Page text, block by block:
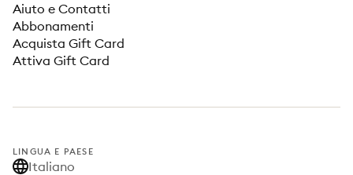
Aiuto e Contatti
Abbonamenti
Acquista Gift Card
Attiva Gift Card
LINGUA E PAESE
Italiano